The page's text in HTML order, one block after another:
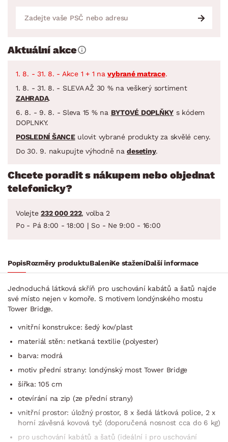
Aktuální akce
1. 8. - 31. 8. - Akce 1 + 1 navybrané matrace.
1. 8. - 31. 8. - SLEVA AŽ 30 % na veškerý sortiment
ZAHRADA.
6. 8. - 9. 8. - Sleva 15 % na BYTOVÉ DOPLŇKY s kódem
DOPLNKY.
POSLEDNÍ ŠANCEulovit vybrané produkty za skvělé ceny.
Do 30. 9. nakupujte výhodně nadesetiny.
Chcete poradit s nákupem nebo objednat
telefonicky?
Volejte 232 000 222, volba 2
Po - Pá 8:00 - 18:00 | So - Ne 9:00 - 16:00
PopisRozměry produktuBaleníKe staženíDalší informace
Jednoduchá látková skříň pro uschování kabátů a šatů najde
své místo nejen v komoře. S motivem londýnského mostu
Tower Bridge.
vnitřní konstrukce: šedý kov/plast
materiál stěn: netkaná textilie (polyester)
barva: modrá
motiv přední strany: londýnský most Tower Bridge
šířka: 105 cm
otevírání na zip (ze přední strany)
vnitřní prostor: úložný prostor, 8 x šedá látková police, 2 x
horní závěsná kovová tyč (doporučená nosnost cca do 6 kg)
pro uschování kabátů a šatů (ideální i pro uschování